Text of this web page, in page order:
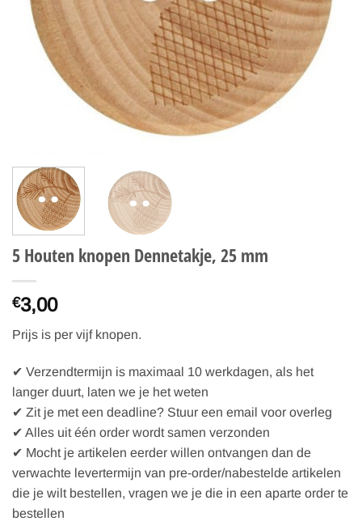
5 Houten knopen Dennetakje, 25 mm
€3,00
Prijs is per vijf knopen.
✔ Verzendtermijn is maximaal 10 werkdagen, als het
langer duurt, laten we je het weten
✔ Zit je met een deadline? Stuur een email voor overleg
✔ Alles uit één order wordt samen verzonden
✔ Mocht je artikelen eerder willen ontvangen dan de
verwachte levertermijn van pre-order/nabestelde artikelen
die je wilt bestellen, vragen we je die in een aparte order te
bestellen